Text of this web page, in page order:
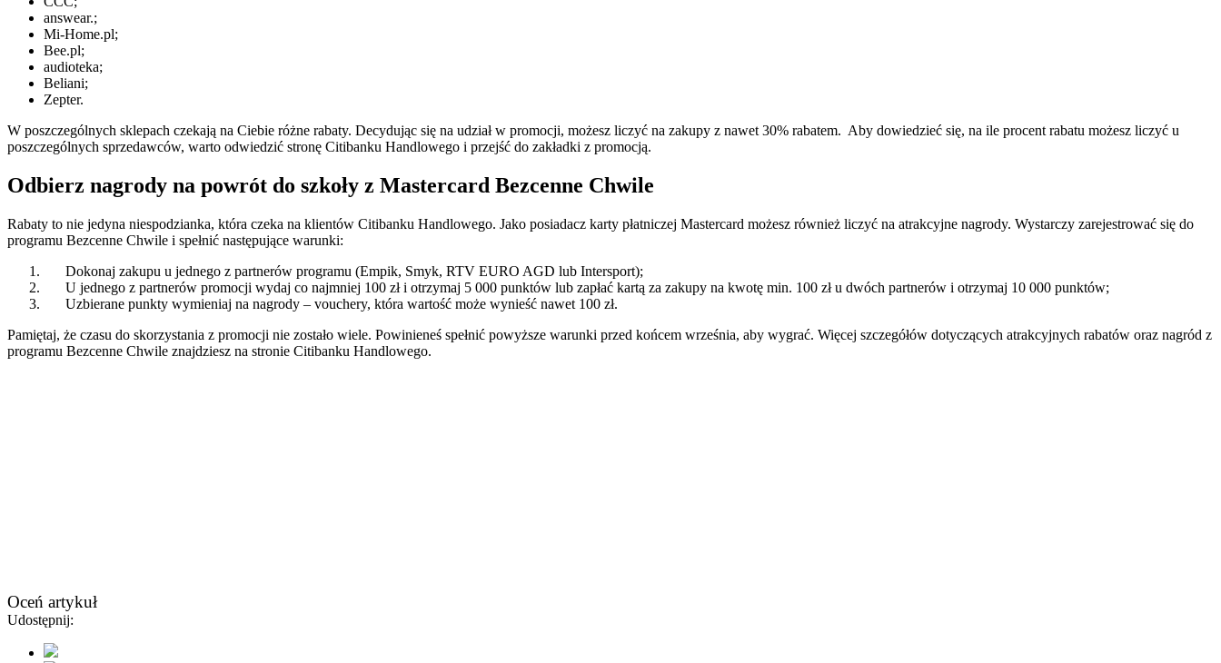
answear.;
Mi-Home.pl;
Bee.pl;
audioteka;
Beliani;
Zepter.
W poszczególnych sklepach czekają na Ciebie różne rabaty. Decydując się na udział w promocji, możesz liczyć na zakupy z nawet 30% rabatem. Aby dowiedzieć się, na ile procent rabatu możesz liczyć u
poszczególnych sprzedawców, warto odwiedzić stronę Citibanku Handlowego i przejść do zakładki z promocją.
Odbierz nagrody na powrót do szkoły z Mastercard Bezcenne Chwile
Rabaty to nie jedyna niespodzianka, która czeka na klientów Citibanku Handlowego. Jako posiadacz karty płatniczej Mastercard możesz również liczyć na atrakcyjne nagrody. Wystarczy zarejestrować się do
programu Bezcenne Chwile i spełnić następujące warunki:
Dokonaj zakupu u jednego z partnerów programu (Empik, Smyk, RTV EURO AGD lub Intersport);
U jednego z partnerów promocji wydaj co najmniej 100 zł i otrzymaj 5 000 punktów lub zapłać kartą za zakupy na kwotę min. 100 zł u dwóch partnerów i otrzymaj 10 000 punktów;
Uzbierane punkty wymieniaj na nagrody – vouchery, która wartość może wynieść nawet 100 zł.
Pamiętaj, że czasu do skorzystania z promocji nie zostało wiele. Powinieneś spełnić powyższe warunki przed końcem września, aby wygrać. Więcej szczegółów dotyczących atrakcyjnych rabatów oraz nagród z
programu Bezcenne Chwile znajdziesz na stronie Citibanku Handlowego.
Oceń artykuł
Udostępnij: